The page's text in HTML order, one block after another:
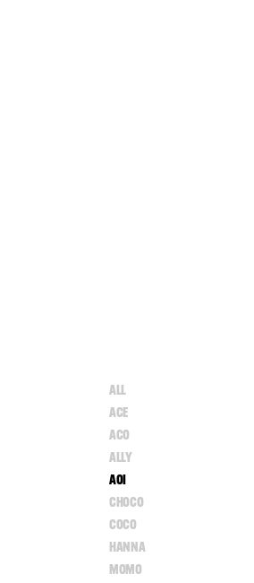
ALL
ACE
ACO
ALLY
AOI
CHOCO
COCO
HANNA
MOMO